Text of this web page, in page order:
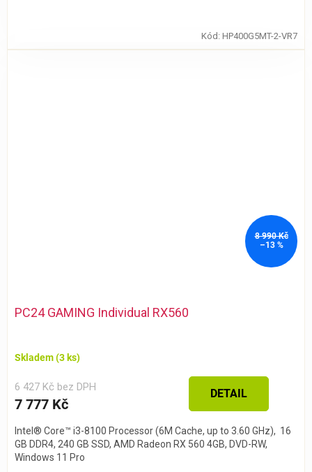
Kód: HP400G5MT-2-VR7
8 990 Kč
–13 %
PC24 GAMING Individual RX560
Skladem(3 ks)
6 427 Kč bez DPH
7 777 Kč
DETAIL
Intel® Core™ i3-8100 Processor (6M Cache, up to 3.60 GHz), 16
GB DDR4, 240 GB SSD, AMD Radeon RX 560 4GB, DVD-RW,
Windows 11 Pro